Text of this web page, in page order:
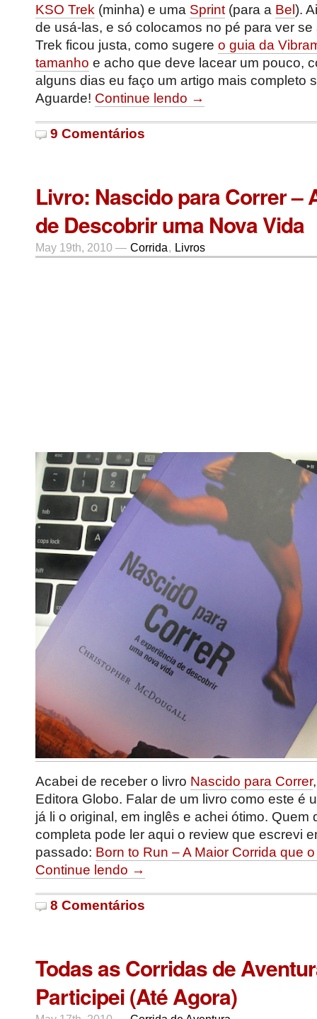
KSO Trek (minha) e uma Sprint (para a Bel).
de usá-las, e só colocamos no pé para ver se
Trek ficou justa, como sugere o guia da
tamanho e acho que deve lacear um pouco,
alguns dias eu faço um artigo mais completo
Aguarde! Continue lendo →
9 Comentários
Livro: Nascido para Correr –
de Descobrir uma Nova Vida
May 19th, 2010 — Corrida, Livros
Acabei de receber o livro Nascido para Correr
Editora Globo. Falar de um livro como este é
já li o original, em inglês e achei ótimo. Quem
completa pode ler aqui o review que escrevi
passado: Born to Run – A Maior Corrida que
Continue lendo →
8 Comentários
Todas as Corridas de
Participei (Até Agora)